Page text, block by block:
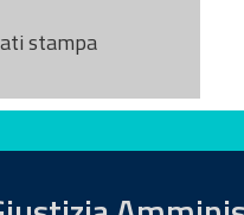
stampa